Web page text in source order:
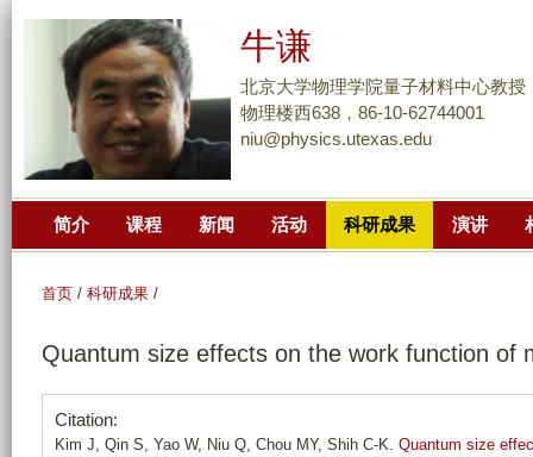
到
主
分
牛谦
北京大学物理学院量子材料中心教授
物理楼西638，86-10-62744001
niu@physics.utexas.edu
简介 课程 新闻 活动 科研成果 演讲
首页 / 科研成果 /
Quantum size effects on the work function of
Citation:
Kim J, Qin S, Yao W, Niu Q, Chou MY, Shih C-K. Quantum size